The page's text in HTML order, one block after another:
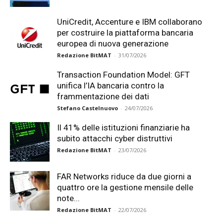
UniCredit, Accenture e IBM collaborano
per costruire la piattaforma bancaria
europea di nuova generazione
Redazione BitMAT - 31/07/2026
Transaction Foundation Model: GFT
unifica l’IA bancaria contro la
frammentazione dei dati
Stefano Castelnuovo - 24/07/2026
Il 41% delle istituzioni finanziarie ha
subito attacchi cyber distruttivi
Redazione BitMAT - 23/07/2026
FAR Networks riduce da due giorni a
quattro ore la gestione mensile delle
note...
Redazione BitMAT - 22/07/2026